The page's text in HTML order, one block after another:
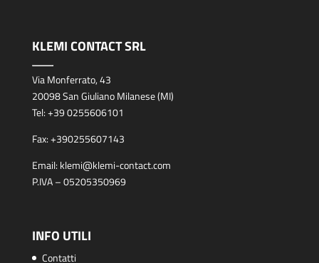
KLEMI CONTACT SRL
Via Monferrato, 43
20098 San Giuliano Milanese (MI)
Tel:+39 0255606101
Fax:+390255607143
Email: klemi@klemi-contact.com
P.IVA – 05205350969
INFO UTILI
Contatti